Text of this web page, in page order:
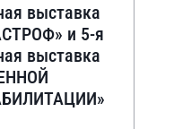
выставка
и 5-я
выставка